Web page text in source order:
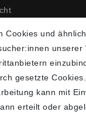
Cookies und
gesetzte
kann mit
erteilt oder